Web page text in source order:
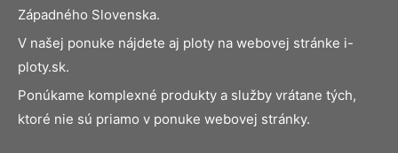
Západného Slovenska.
V našej ponuke nájdete aj ploty na webovej stránke i-
ploty.sk.
Ponúkame komplexné produkty a služby vrátane tých,
ktoré nie sú priamo v ponuke webovej stránky.